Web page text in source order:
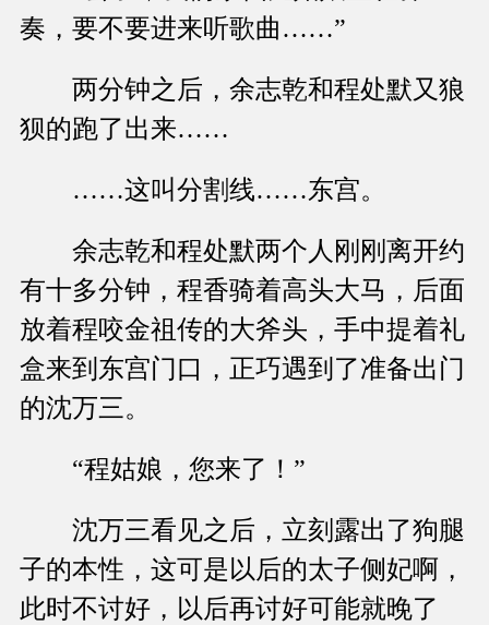
奏，要不要进来听歌曲……”
两分钟之后，余志乾和程处默又狼
狈的跑了出来……
……这叫分割线……东宫。
余志乾和程处默两个人刚刚离开约
有十多分钟，程香骑着高头大马，后面
放着程咬金祖传的大斧头，手中提着礼
盒来到东宫门口，正巧遇到了准备出门
的沈万三。
“程姑娘，您来了！”
沈万三看见之后，立刻露出了狗腿
子的本性，这可是以后的太子侧妃啊，
此时不讨好，以后再讨好可能就晚了